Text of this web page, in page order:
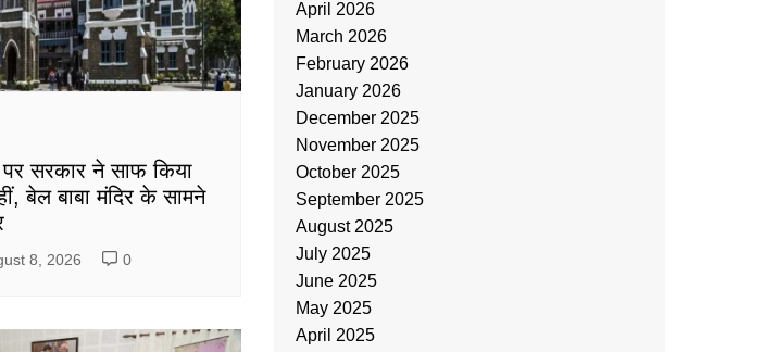
पर सरकार ने साफ किया
बेल बाबा मंदिर के सामने
8, 2026 0
April 2026
March 2026
February 2026
January 2026
December 2025
November 2025
October 2025
September 2025
August 2025
July 2025
June 2025
May 2025
April 2025